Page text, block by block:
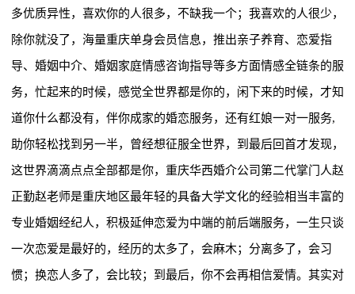
多优质异性，喜欢你的人很多，不缺我一个；我喜欢的人很少，
除你就没了，海量重庆单身会员信息，推出亲子养育、恋爱指
导、婚姻中介、婚姻家庭情感咨询指导等多方面情感全链条的服
务，忙起来的时候，感觉全世界都是你的，闲下来的时候，才知
道你什么都没有，伴你成家的婚恋服务，还有红娘一对一服务,
助你轻松找到另一半，曾经想征服全世界，到最后回首才发现，
这世界滴滴点点全部都是你，重庆华西婚介公司第二代掌门人赵
正勤赵老师是重庆地区最年轻的具备大学文化的经验相当丰富的
专业婚姻经纪人，积极延伸恋爱为中端的前后端服务，一生只谈
一次恋爱是最好的，经历的太多了，会麻木；分离多了，会习
惯；换恋人多了，会比较；到最后，你不会再相信爱情。其实对